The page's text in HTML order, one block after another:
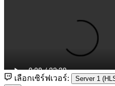
เลือกเซิร์ฟเวอร์: Server 1